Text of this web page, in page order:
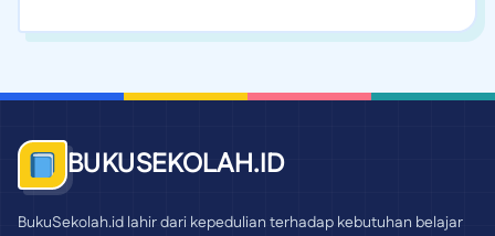
BUKUSEKOLAH.ID
BukuSekolah.id lahir dari kepedulian terhadap kebutuhan belajar